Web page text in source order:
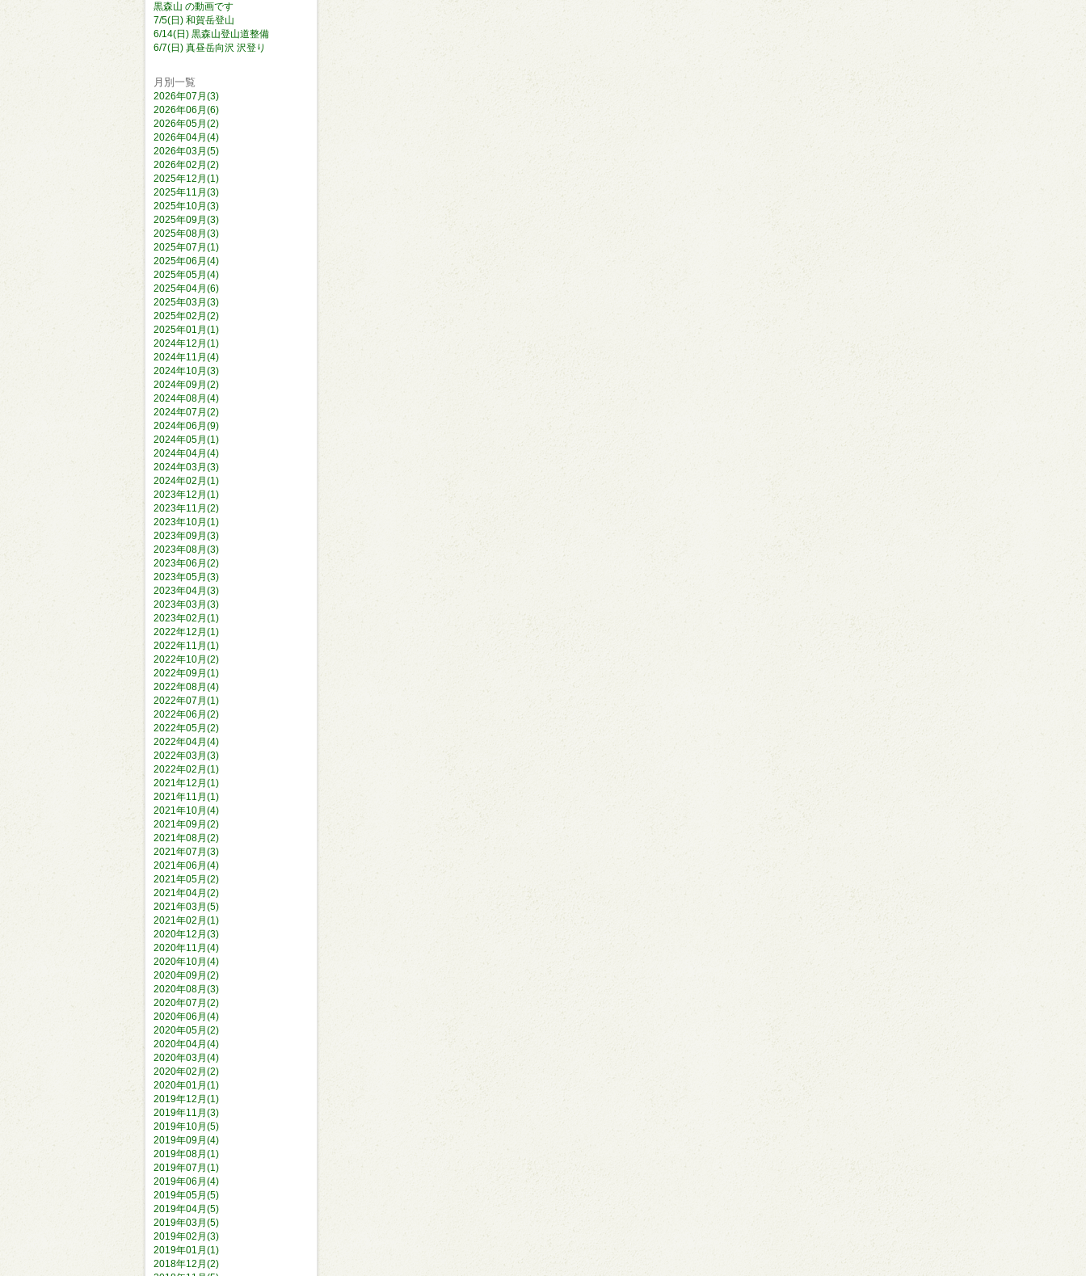
黒森山 の動画です
7/5(日) 和賀岳登山
6/14(日) 黒森山登山道整備
6/7(日) 真昼岳向沢 沢登り
月別一覧
2026年07月(3)
2026年06月(6)
2026年05月(2)
2026年04月(4)
2026年03月(5)
2026年02月(2)
2025年12月(1)
2025年11月(3)
2025年10月(3)
2025年09月(3)
2025年08月(3)
2025年07月(1)
2025年06月(4)
2025年05月(4)
2025年04月(6)
2025年03月(3)
2025年02月(2)
2025年01月(1)
2024年12月(1)
2024年11月(4)
2024年10月(3)
2024年09月(2)
2024年08月(4)
2024年07月(2)
2024年06月(9)
2024年05月(1)
2024年04月(4)
2024年03月(3)
2024年02月(1)
2023年12月(1)
2023年11月(2)
2023年10月(1)
2023年09月(3)
2023年08月(3)
2023年06月(2)
2023年05月(3)
2023年04月(3)
2023年03月(3)
2023年02月(1)
2022年12月(1)
2022年11月(1)
2022年10月(2)
2022年09月(1)
2022年08月(4)
2022年07月(1)
2022年06月(2)
2022年05月(2)
2022年04月(4)
2022年03月(3)
2022年02月(1)
2021年12月(1)
2021年11月(1)
2021年10月(4)
2021年09月(2)
2021年08月(2)
2021年07月(3)
2021年06月(4)
2021年05月(2)
2021年04月(2)
2021年03月(5)
2021年02月(1)
2020年12月(3)
2020年11月(4)
2020年10月(4)
2020年09月(2)
2020年08月(3)
2020年07月(2)
2020年06月(4)
2020年05月(2)
2020年04月(4)
2020年03月(4)
2020年02月(2)
2020年01月(1)
2019年12月(1)
2019年11月(3)
2019年10月(5)
2019年09月(4)
2019年08月(1)
2019年07月(1)
2019年06月(4)
2019年05月(5)
2019年04月(5)
2019年03月(5)
2019年02月(3)
2019年01月(1)
2018年12月(2)